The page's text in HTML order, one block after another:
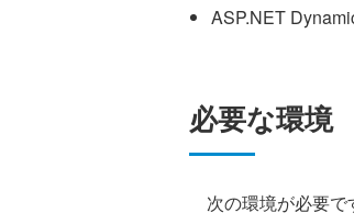
ASP.NET
必要な環境
次の環境が必要で